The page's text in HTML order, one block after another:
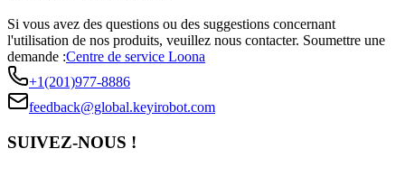
Si vous avez des questions ou des suggestions concernant
l'utilisation de nos produits, veuillez nous contacter. Soumettre une
demande :Centre de service Loona
+1(201)977-8886
feedback@global.keyirobot.com
SUIVEZ-NOUS !